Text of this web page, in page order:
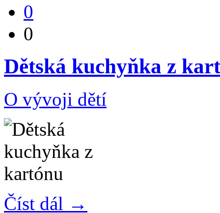
0
0
Dětská kuchyňka z
O vývoji dětí
Číst dál →